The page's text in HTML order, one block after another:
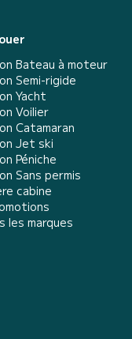
Bateau à moteur
Semi-rigide
Yacht
Voilier
Catamaran
Jet ski
Péniche
Sans permis
cabine
les marques